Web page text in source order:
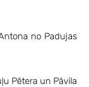
un Pāvila